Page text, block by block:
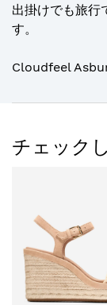
出掛けでも旅行
す。
Cloudfeel
チェック